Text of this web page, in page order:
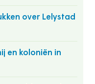
over Lelystad
en koloniën in